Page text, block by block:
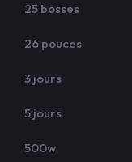
25 bosses
26 pouces
3 jours
5 jours
500w